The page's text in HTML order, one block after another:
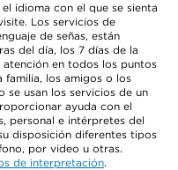
idioma con el que se sienta
Los servicios de
de señas, están
del día, los 7 días de la
en todos los puntos
familia, los amigos o los
se usan los servicios de un
ayuda con el
personal e intérpretes del
disposición diferentes tipos
por video u otras.
de interpretación.